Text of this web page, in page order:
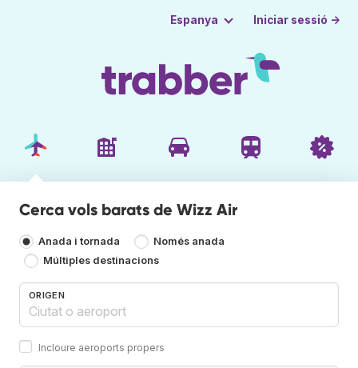
Espanya Iniciar sessió →
Cerca vols barats de Wizz Air
Anada i tornada
Només anada
Múltiples destinacions
ORIGEN
Incloure aeroports propers